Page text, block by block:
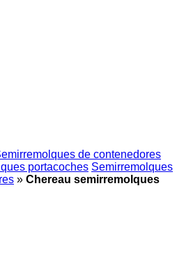
de contenedores
portacoches Semirremolques
» Chereau semirremolques